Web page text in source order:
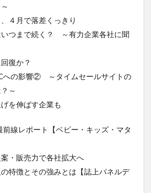
４月で落差くっきり
いつまで続く？ ～有力企業各社に聞
復か？
への影響② ～タイムセールサイトの
～
を伸ばす企業も
線レポート【ベビー・キッズ・マタ
・販売力で各社拡大へ
特徴とその強みとは【誌上パネルデ